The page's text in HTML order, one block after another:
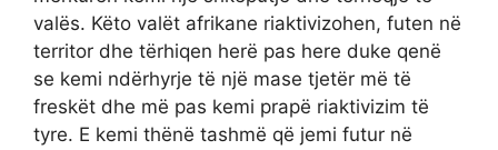
valës. Këto valët afrikane riaktivizohen, futen në
territor dhe tërhiqen herë pas here duke qenë
se kemi ndërhyrje të një mase tjetër më të
freskët dhe më pas kemi prapë riaktivizim të
tyre. E kemi thënë tashmë që jemi futur në